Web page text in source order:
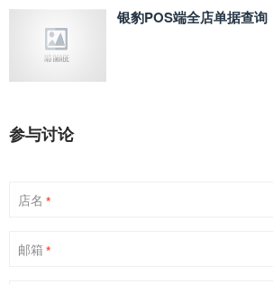
银豹POS端全店单据查询
参与讨论
店名 *
邮箱 *